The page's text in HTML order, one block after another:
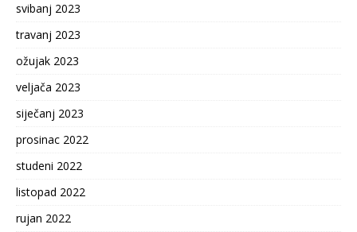
svibanj 2023
travanj 2023
ožujak 2023
veljača 2023
siječanj 2023
prosinac 2022
studeni 2022
listopad 2022
rujan 2022